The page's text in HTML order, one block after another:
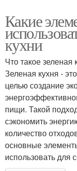
Какие
кухни
Что такое зеленая
Зеленая кухня -
целью создание
пищи. Такой
сэкономить
количество
основные
использовать для